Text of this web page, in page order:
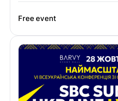
Free event